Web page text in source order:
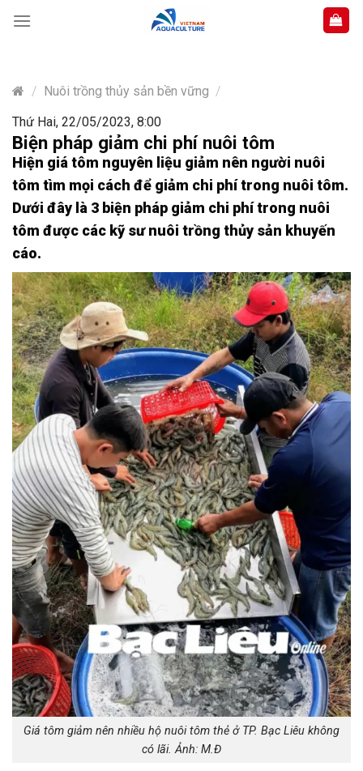
content
/ Nuôi trồng thủy sản bền vững /
Thứ Hai, 22/05/2023, 8:00
Biện pháp giảm chi phí nuôi tôm
Hiện giá tôm nguyên liệu giảm nên người nuôi
tôm tìm mọi cách để giảm chi phí trong nuôi tôm.
Dưới đây là 3 biện pháp giảm chi phí trong nuôi
tôm được các kỹ sư nuôi trồng thủy sản khuyến
cáo.
Giá tôm giảm nên nhiều hộ nuôi tôm thẻ ở TP. Bạc Liêu không
có lãi. Ảnh: M.Đ